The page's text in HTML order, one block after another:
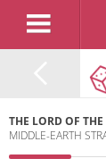
THE LORD OF
MIDDLE-EARTH